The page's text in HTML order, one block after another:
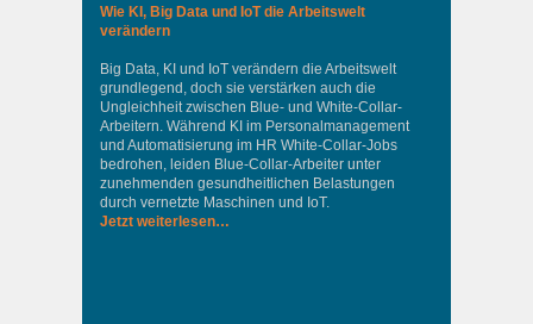
Wie KI, Big Data und IoT die Arbeitswelt
verändern
Big Data, KI und IoT verändern die Arbeitswelt
grundlegend, doch sie verstärken auch die
Ungleichheit zwischen Blue- und White-Collar-
Arbeitern. Während KI im Personalmanagement
und Automatisierung im HR White-Collar-Jobs
bedrohen, leiden Blue-Collar-Arbeiter unter
zunehmenden gesundheitlichen Belastungen
durch vernetzte Maschinen und IoT.
Jetzt weiterlesen…